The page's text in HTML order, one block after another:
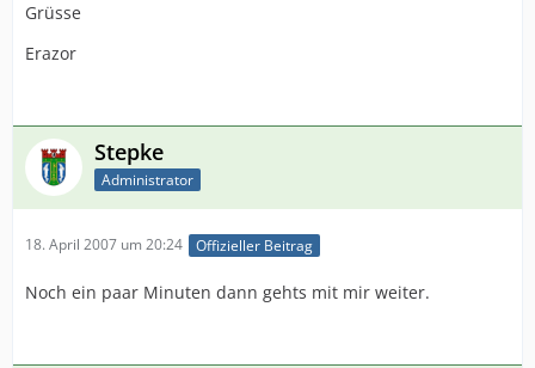
Grüsse
Erazor
Stepke
Administrator
18. April 2007 um 20:24 Offizieller Beitrag
Noch ein paar Minuten dann gehts mit mir weiter.